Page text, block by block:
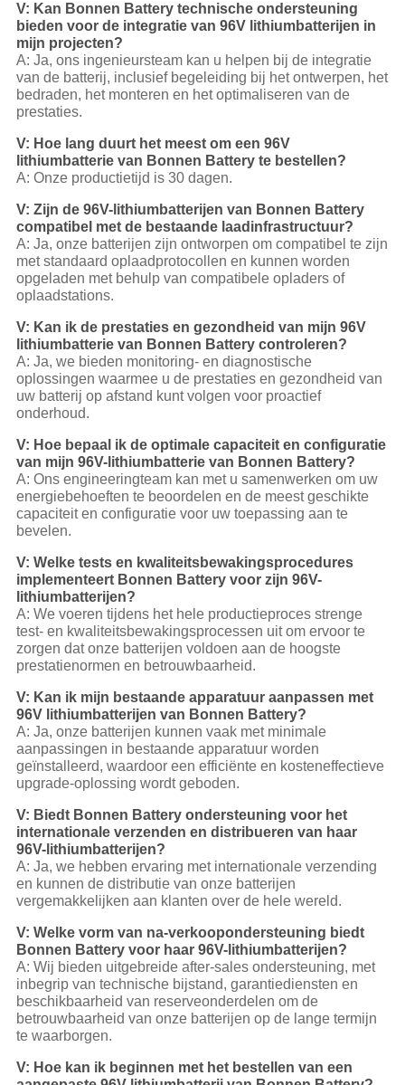
V: Kan Bonnen Battery technische ondersteuning
bieden voor de integratie van 96V lithiumbatterijen in
mijn projecten?
A: Ja, ons ingenieursteam kan u helpen bij de integratie
van de batterij, inclusief begeleiding bij het ontwerpen, het
bedraden, het monteren en het optimaliseren van de
prestaties.
V: Hoe lang duurt het meest om een 96V
lithiumbatterie van Bonnen Battery te bestellen?
A: Onze productietijd is 30 dagen.
V: Zijn de 96V-lithiumbatterijen van Bonnen Battery
compatibel met de bestaande laadinfrastructuur?
A: Ja, onze batterijen zijn ontworpen om compatibel te zijn
met standaard oplaadprotocollen en kunnen worden
opgeladen met behulp van compatibele opladers of
oplaadstations.
V: Kan ik de prestaties en gezondheid van mijn 96V
lithiumbatterie van Bonnen Battery controleren?
A: Ja, we bieden monitoring- en diagnostische
oplossingen waarmee u de prestaties en gezondheid van
uw batterij op afstand kunt volgen voor proactief
onderhoud.
V: Hoe bepaal ik de optimale capaciteit en configuratie
van mijn 96V-lithiumbatterie van Bonnen Battery?
A: Ons engineeringteam kan met u samenwerken om uw
energiebehoeften te beoordelen en de meest geschikte
capaciteit en configuratie voor uw toepassing aan te
bevelen.
V: Welke tests en kwaliteitsbewakingsprocedures
implementeert Bonnen Battery voor zijn 96V-
lithiumbatterijen?
A: We voeren tijdens het hele productieproces strenge
test- en kwaliteitsbewakingsprocessen uit om ervoor te
zorgen dat onze batterijen voldoen aan de hoogste
prestatienormen en betrouwbaarheid.
V: Kan ik mijn bestaande apparatuur aanpassen met
96V lithiumbatterijen van Bonnen Battery?
A: Ja, onze batterijen kunnen vaak met minimale
aanpassingen in bestaande apparatuur worden
geïnstalleerd, waardoor een efficiënte en kosteneffectieve
upgrade-oplossing wordt geboden.
V: Biedt Bonnen Battery ondersteuning voor het
internationale verzenden en distribueren van haar
96V-lithiumbatterijen?
A: Ja, we hebben ervaring met internationale verzending
en kunnen de distributie van onze batterijen
vergemakkelijken aan klanten over de hele wereld.
V: Welke vorm van na-verkoopondersteuning biedt
Bonnen Battery voor haar 96V-lithiumbatterijen?
A: Wij bieden uitgebreide after-sales ondersteuning, met
inbegrip van technische bijstand, garantiediensten en
beschikbaarheid van reserveonderdelen om de
betrouwbaarheid van onze batterijen op de lange termijn
te waarborgen.
V: Hoe kan ik beginnen met het bestellen van een